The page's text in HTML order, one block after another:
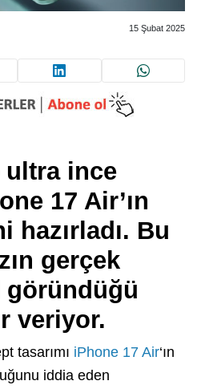
15 Şubat 2025
ultra ince
17 Air’ın
hazırladı. Bu
gerçek
göründüğü
veriyor.
tasarımı iPhone 17 Air‘ın
iddia eden